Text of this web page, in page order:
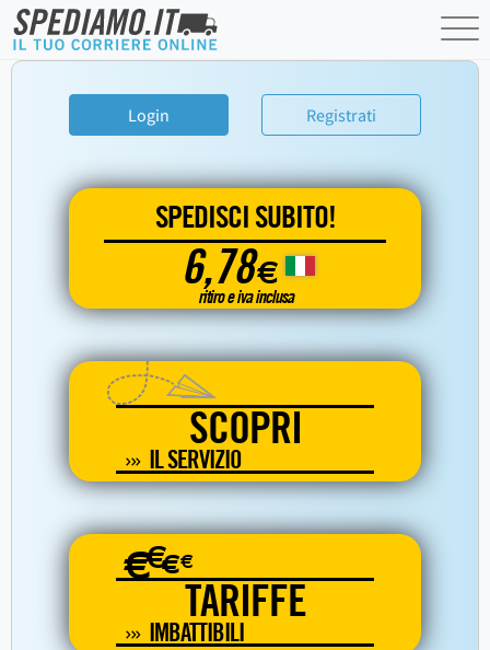
Login Registrati
SPEDISCI SUBITO!
6,78€
ritiro e iva inclusa
SCOPRI
IL SERVIZIO
€€€€
TARIFFE
IMBATTIBILI